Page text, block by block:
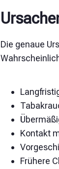
Die genaue
Kontakt
Frühere